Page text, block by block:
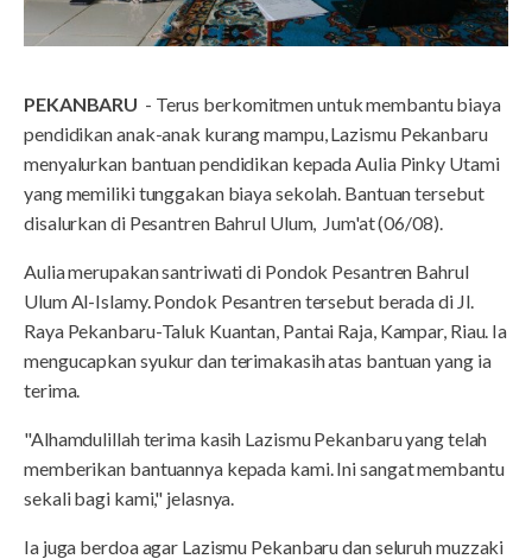
PEKANBARU - Terus berkomitmen untuk membantu biaya
pendidikan anak-anak kurang mampu, Lazismu Pekanbaru
menyalurkan bantuan pendidikan kepada Aulia Pinky Utami
yang memiliki tunggakan biaya sekolah. Bantuan tersebut
disalurkan di Pesantren Bahrul Ulum, Jum'at (06/08).
Aulia merupakan santriwati di Pondok Pesantren Bahrul
Ulum Al-Islamy. Pondok Pesantren tersebut berada di Jl.
Raya Pekanbaru-Taluk Kuantan, Pantai Raja, Kampar, Riau. Ia
mengucapkan syukur dan terimakasih atas bantuan yang ia
terima.
"Alhamdulillah terima kasih Lazismu Pekanbaru yang telah
memberikan bantuannya kepada kami. Ini sangat membantu
sekali bagi kami," jelasnya.
Ia juga berdoa agar Lazismu Pekanbaru dan seluruh muzzaki